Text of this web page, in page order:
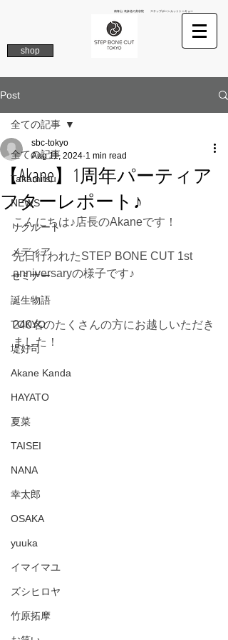
南青山 表参道の美容院 ステップボーンカットトーキョー
shop
Post
全ての記事
Takamitsu
NEWS
リクルート
メディア
セミナー
誕生物語
TOKYO
堤好司
Akane Kanda
HAYATO
夏菜
TAISEI
NANA
幸太郎
OSAKA
yuuka
イマイマユ
ズシヒロヤ
竹原拓摩
全ての記事
【Akane】1周年パーティア
フターレポート♪
sbc-tokyo
Aug 11, 2024 1 min read
こんにちは♪店長のAkaneです！
先日行われたSTEP BONE CUT 1st
anniversaryの様子です♪
240名のたくさんの方にお越しいただき
ました！